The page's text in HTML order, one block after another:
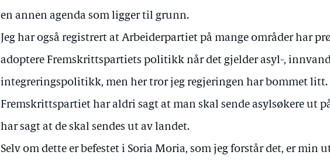
en annen agenda som ligger til grunn.
Jeg har også registrert at Arbeiderpartiet på mange områder har
adoptere Fremskrittspartiets politikk når det gjelder asyl-,
integreringspolitikk, men her tror jeg regjeringen har bommet litt.
Fremskrittspartiet har aldri sagt at man skal sende asylsøkere ut
har sagt at de skal sendes ut av landet.
Selv om dette er befestet i Soria Moria, som jeg forstår det, er min